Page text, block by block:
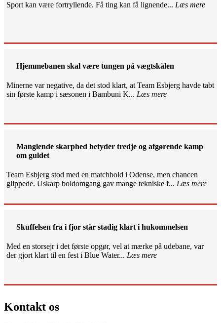
Sport kan være fortryllende. Få ting kan få lignende... Læs mere
Hjemmebanen skal være tungen på vægtskålen
Minerne var negative, da det stod klart, at Team Esbjerg havde tabt
sin første kamp i sæsonen i Bambuni K... Læs mere
Manglende skarphed betyder tredje og afgørende kamp
om guldet
Team Esbjerg stod med en matchbold i Odense, men chancen
glippede. Uskarp boldomgang gav mange tekniske f... Læs mere
Skuffelsen fra i fjor står stadig klart i hukommelsen
Med en storsejr i det første opgør, vel at mærke på udebane, var
der gjort klart til en fest i Blue Water... Læs mere
Kontakt os